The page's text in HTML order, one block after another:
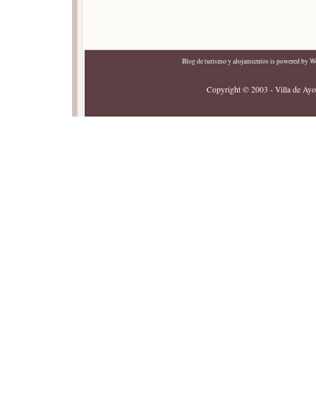
Blog de turismo y alojamientosis powered by
Copyright © 2003 - Villa de